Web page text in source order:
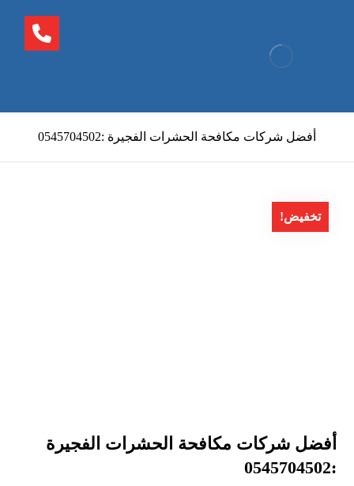
أفضل شركات مكافحة الحشرات الفجيرة :0545704502
تخفيض!
أفضل شركات مكافحة الحشرات الفجيرة
:0545704502